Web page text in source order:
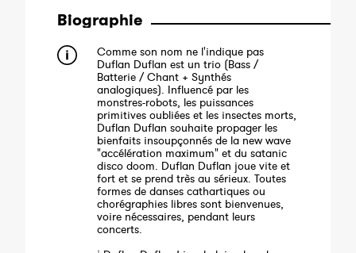
Biographie
Comme son nom ne l'indique pas
Duflan Duflan est un trio (Bass /
Batterie / Chant + Synthés
analogiques). Influencé par les
monstres-robots, les puissances
primitives oubliées et les insectes morts,
Duflan Duflan souhaite propager les
bienfaits insoupçonnés de la new wave
"accélération maximum" et du satanic
disco doom. Duflan Duflan joue vite et
fort et se prend très au sérieux. Toutes
formes de danses cathartiques ou
chorégraphies libres sont bienvenues,
voire nécessaires, pendant leurs
concerts.